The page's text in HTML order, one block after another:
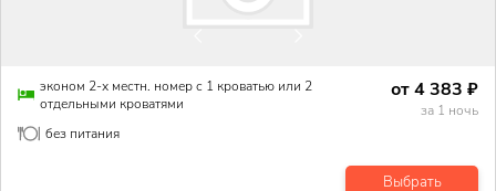
эконом 2-х местн. номер с 1 кроватью или 2
отдельными кроватями
без питания
от4 383 ₽
за 1 ночь
Выбрать